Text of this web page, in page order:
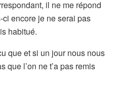
il ne me répond
encore je ne serai pas
habitué.
que et si un jour nous nous
que l’on ne t’a pas remis